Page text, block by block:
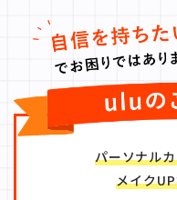
パーソナル
メイク